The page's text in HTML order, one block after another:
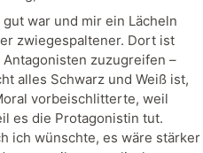
war und mir ein Lächeln
zwiegespaltener. Dort ist
zuzugreifen –
alles Schwarz und Weiß ist,
vorbeischlitterte, weil
es die Protagonistin tut.
ich wünschte, es wäre stärker